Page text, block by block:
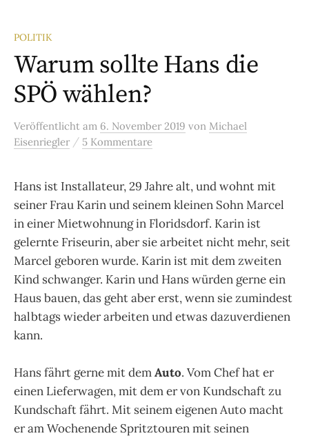
POLITIK
Warum sollte Hans die
SPÖ wählen?
Veröffentlicht am 6. November 2019 von Michael
Eisenriegler / 5 Kommentare
Hans ist Installateur, 29 Jahre alt, und wohnt mit
seiner Frau Karin und seinem kleinen Sohn Marcel
in einer Mietwohnung in Floridsdorf. Karin ist
gelernte Friseurin, aber sie arbeitet nicht mehr, seit
Marcel geboren wurde. Karin ist mit dem zweiten
Kind schwanger. Karin und Hans würden gerne ein
Haus bauen, das geht aber erst, wenn sie zumindest
halbtags wieder arbeiten und etwas dazuverdienen
kann.
Hans fährt gerne mit demAuto. Vom Chef hat er
einen Lieferwagen, mit dem er von Kundschaft zu
Kundschaft fährt. Mit seinem eigenen Auto macht
er am Wochenende Spritztouren mit seinen